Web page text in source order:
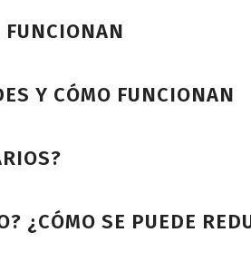
FUNCIONAN
Y CÓMO FUNCIONAN
¿CÓMO SE PUEDE